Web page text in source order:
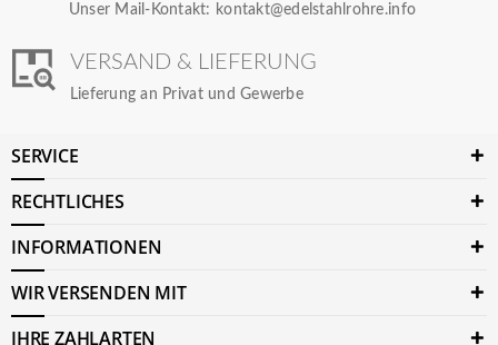
Unser Mail-Kontakt: kontakt@edelstahlrohre.info
VERSAND & LIEFERUNG
Lieferung an Privat und Gewerbe
SERVICE
RECHTLICHES
INFORMATIONEN
WIR VERSENDEN MIT
IHRE ZAHLARTEN